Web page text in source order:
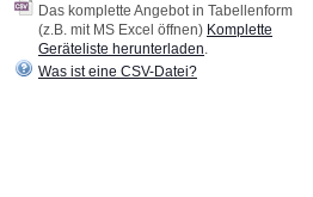
Das komplette Angebot in Tabellenform
(z.B. mit MS Excel öffnen) Komplette
Geräteliste herunterladen.
Was ist eine CSV-Datei?